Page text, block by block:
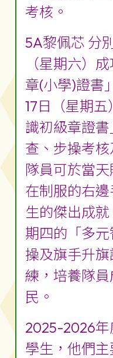
考核。
5A黎佩芯 分
（星期六）
章(小學)證書
17日（星期
識初級章證
查、步操考
隊員可於當
在制服的右
生的傑出成
期四的「多
操及旗手升
練，培養隊
民。
2025-2026
學生，他們